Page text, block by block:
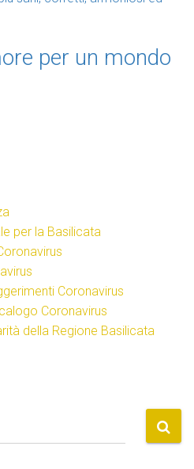
per un mondo
per la Basilicata
Coronavirus
Coronavirus
della Regione Basilicata